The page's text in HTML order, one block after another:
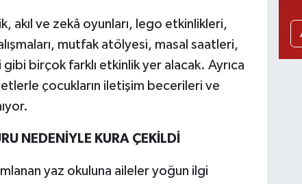
akıl ve zekâ oyunları, lego etkinlikleri,
mutfak atölyesi, masal saatleri,
birçok farklı etkinlik yer alacak. Ayrıca
çocukların iletişim becerileri ve
NEDENİYLE KURA ÇEKİLDİ
yaz okuluna aileler yoğun ilgi